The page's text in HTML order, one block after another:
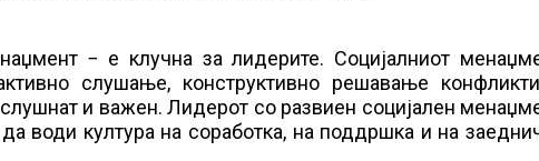
− е клучна за лидерите. Социјалниот
слушање, конструктивно решавање
и важен. Лидерот со развиен социјален
води култура на соработка, на поддршка и на